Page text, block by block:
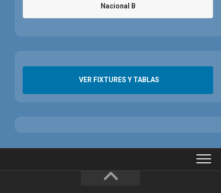
Nacional B
VER FIXTURES Y TABLAS